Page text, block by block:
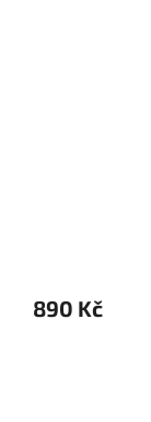
890 Kč